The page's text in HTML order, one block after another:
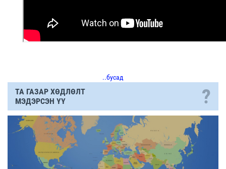
..бусад
ТА ГАЗАР ХӨДЛӨЛТ
МЭДЭРСЭН ҮҮ
?